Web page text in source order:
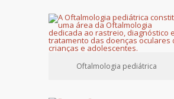
Oftalmologia pediátrica